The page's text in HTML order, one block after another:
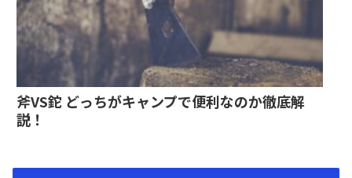
斧VS鉈 どっちがキャンプで便利なのか徹底解
説！